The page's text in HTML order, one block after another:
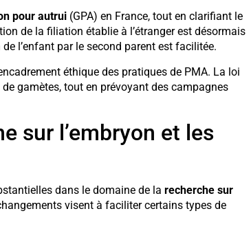
pour autrui(GPA) en France, tout en clarifiant le
de la filiation établie à l’étranger est désormais
l’enfant par le second parent est facilitée.
éthique des pratiques de PMA. La loi
gamètes, tout en prévoyant des campagnes
sur l’embryon et les
dans le domaine de la recherche sur
visent à faciliter certains types de